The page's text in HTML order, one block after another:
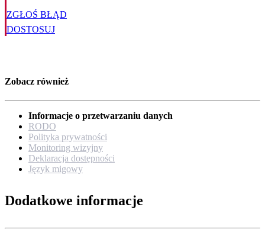
ZGŁOŚ BŁĄD
DOSTOSUJ
Zobacz również
Informacje o przetwarzaniu danych
RODO
Polityka prywatności
Monitoring wizyjny
Deklaracja dostępności
Język migowy
Dodatkowe informacje